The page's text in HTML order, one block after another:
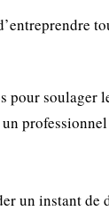
pour
un instant de